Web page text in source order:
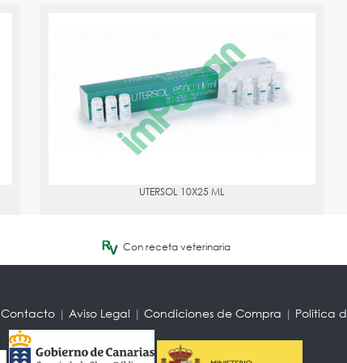
UTERSOL 10X25 ML
Con receta veterinaria
Contacto | Aviso Legal | Condiciones de Compra | Política